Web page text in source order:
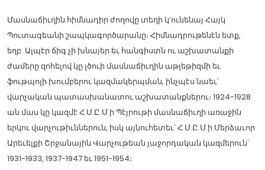
Մասնաճիւղին հիմնադիր ժողովը տեղի կ’ունենայ Հայկ
Պուտագեանի շապկագործարանը։ Հիմնադրութենէն ետք,
եղբ. Ալպէր ճիգ չի խնայեր եւ հանգիստն ու աշխատանքի
ժամերը զոհելով կը լծուի մասնաճիւղին աթլեթիզմի եւ
ֆութպոլի խումբերու կազմակերպման, ինչպէս նաեւ՝
վարչական պատասխանատու աշխատանքներու։ 1924-1928
ան մաս կը կազմէ Հ.Մ.Ը.Մ.ի Պէյրութի մասնաճիւղի առաջին
երկու վարչութիւններուն, իսկ այնուհետեւ՝ Հ.Մ.Ը.Մ.ի Մերձաւոր
Արեւելքի Շրջանային Վարչութեան յաջորդական կազմերուն՝
1931-1933, 1937-1947 եւ 1951-1954։